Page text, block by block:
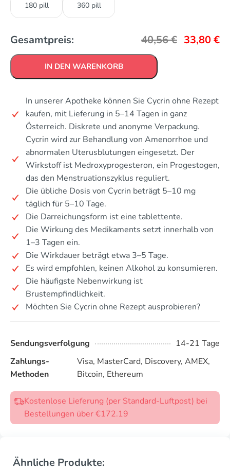
180 pill 360 pill
Gesamtpreis: 40,56€ 33,80€
IN DEN WARENKORB
In unserer Apotheke können Sie Cycrin ohne Rezept
kaufen, mit Lieferung in 5–14 Tagen in ganz
Österreich. Diskrete und anonyme Verpackung.
Cycrin wird zur Behandlung von Amenorrhoe und
abnormalen Uterusblutungen eingesetzt. Der
Wirkstoff ist Medroxyprogesteron, ein Progestogen,
das den Menstruationszyklus reguliert.
Die übliche Dosis von Cycrin beträgt 5–10 mg
täglich für 5–10 Tage.
Die Darreichungsform ist eine tablettente.
Die Wirkung des Medikaments setzt innerhalb von
1–3 Tagen ein.
Die Wirkdauer beträgt etwa 3–5 Tage.
Es wird empfohlen, keinen Alkohol zu konsumieren.
Die häufigste Nebenwirkung ist
Brustempfindlichkeit.
Möchten Sie Cycrin ohne Rezept ausprobieren?
Sendungsverfolgung
14-21 Tage
Zahlungs-
Methoden
Visa, MasterCard, Discovery, AMEX,
Bitcoin, Ethereum
Kostenlose Lieferung (per Standard-Luftpost) bei
Bestellungen über €172.19
Ähnliche Produkte: